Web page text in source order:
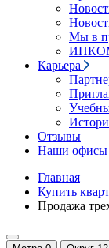
Мы в
Карьера
Отзывы
Наши офисы
Главная
Купить
Продажа